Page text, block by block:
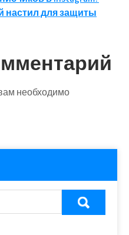
настил для защиты
необходимо